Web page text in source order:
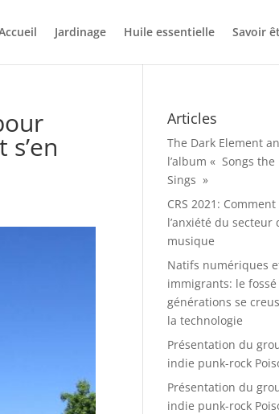
Jardinage Huile essentielle Savoir
Articles
The Dark Element
l’album « Songs
Sings »
CRS 2021:
l’anxiété du secteur
musique
Natifs numériques
immigrants: le fossé
générations se
la technologie
Présentation du
indie punk-rock
Présentation du
indie punk-rock